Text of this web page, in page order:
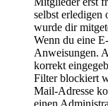
selbst erledigen
wurde dir
Wenn du eine
Anweisungen.
korrekt
Filter blockiert
Mail-Adresse
einen